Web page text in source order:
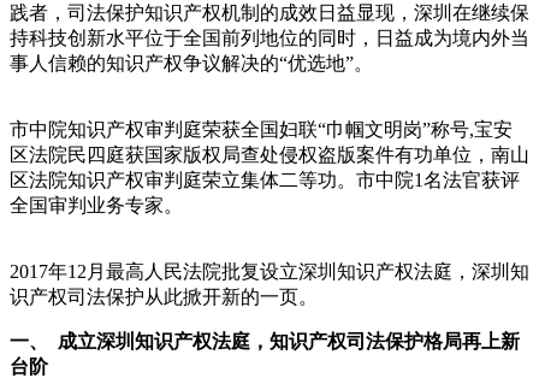
践者，司法保护知识产权机制的成效日益显现，深圳在继续保
持科技创新水平位于全国前列地位的同时，日益成为境内外当
事人信赖的知识产权争议解决的“优选地”。
市中院知识产权审判庭荣获全国妇联“巾帼文明岗”称号,宝安
区法院民四庭获国家版权局查处侵权盗版案件有功单位，南山
区法院知识产权审判庭荣立集体二等功。市中院1名法官获评
全国审判业务专家。
2017年12月最高人民法院批复设立深圳知识产权法庭，深圳知
识产权司法保护从此掀开新的一页。
一、 成立深圳知识产权法庭，知识产权司法保护格局再上新
台阶